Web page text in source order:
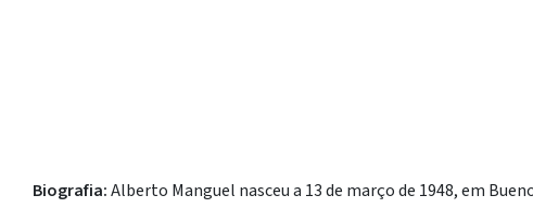
Biografia:Alberto Manguel nasceu a 13 de março de 1948, em